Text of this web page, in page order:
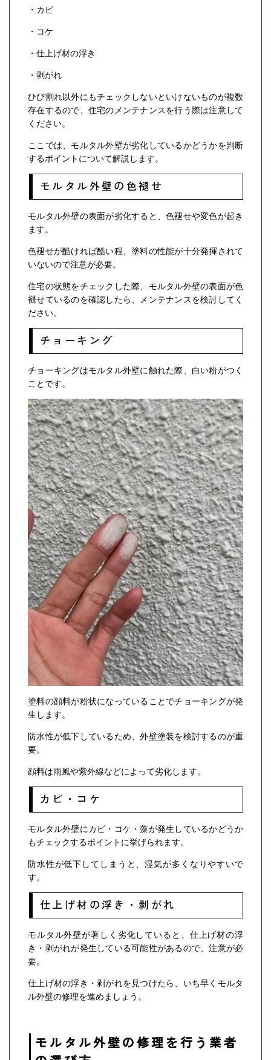
・カビ
・コケ
・仕上げ材の浮き
・剥がれ
ひび割れ以外にもチェックしないといけないものが複数
存在するので、住宅のメンテナンスを行う際は注意して
ください。
ここでは、モルタル外壁が劣化しているかどうかを判断
するポイントについて解説します。
モルタル外壁の色褪せ
モルタル外壁の表面が劣化すると、色褪せや変色が起き
ます。
色褪せが酷ければ酷い程、塗料の性能が十分発揮されて
いないので注意が必要。
住宅の状態をチェックした際、モルタル外壁の表面が色
褪せているのを確認したら、メンテナンスを検討してく
ださい。
チョーキング
チョーキングはモルタル外壁に触れた際、白い粉がつく
ことです。
塗料の顔料が粉状になっていることでチョーキングが発
生します。
防水性が低下しているため、外壁塗装を検討するのが重
要。
顔料は雨風や紫外線などによって劣化します。
カビ・コケ
モルタル外壁にカビ・コケ・藻が発生しているかどうか
もチェックするポイントに挙げられます。
防水性が低下してしまうと、湿気が多くなりやすいで
す。
仕上げ材の浮き・剥がれ
モルタル外壁が著しく劣化していると、仕上げ材の浮
き・剥がれが発生している可能性があるので、注意が必
要。
仕上げ材の浮き・剥がれを見つけたら、いち早くモルタ
ル外壁の修理を進めましょう。
モルタル外壁の修理を行う業者